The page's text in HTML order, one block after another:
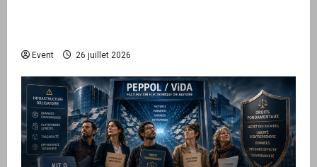
Event 26 juillet 2026